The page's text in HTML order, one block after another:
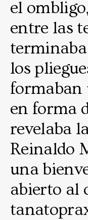
el
entre las
los
formaban
en forma
revelaba
Reinaldo
una
abierto al